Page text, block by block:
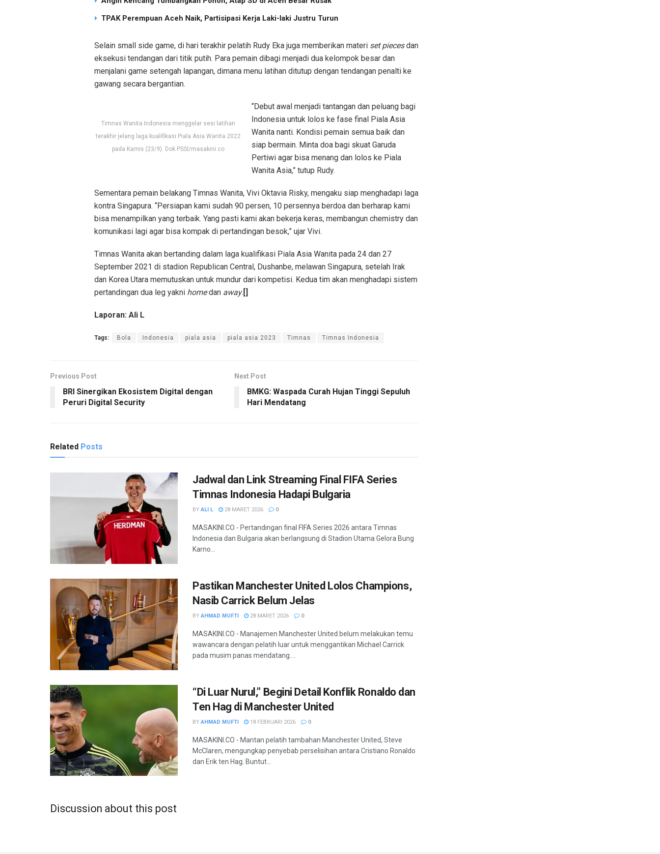
TPAK Perempuan Aceh Naik, Partisipasi Kerja Laki-laki Justru Turun
Selain small side game, di hari terakhir pelatih Rudy Eka juga memberikan materi set piecesdan
eksekusi tendangan dari titik putih. Para pemain dibagi menjadi dua kelompok besar dan
menjalani game setengah lapangan, dimana menu latihan ditutup dengan tendangan penalti ke
gawang secara bergantian.
Timnas Wanita Indonesia menggelar sesi latihan
terakhir jelang laga kualifikasi Piala Asia Wanita 2022
pada Kamis (23/9). Dok PSSI/masakini.co
“Debut awal menjadi tantangan dan peluang bagi
Indonesia untuk lolos ke fase final Piala Asia
Wanita nanti. Kondisi pemain semua baik dan
siap bermain. Minta doa bagi skuat Garuda
Pertiwi agar bisa menang dan lolos ke Piala
Wanita Asia,” tutup Rudy.
Sementara pemain belakang Timnas Wanita, Vivi Oktavia Risky, mengaku siap menghadapi laga
kontra Singapura. “Persiapan kami sudah 90 persen, 10 persennya berdoa dan berharap kami
bisa menampilkan yang terbaik. Yang pasti kami akan bekerja keras, membangun chemistry dan
komunikasi lagi agar bisa kompak di pertandingan besok,” ujar Vivi.
Timnas Wanita akan bertanding dalam laga kualifikasi Piala Asia Wanita pada 24 dan 27
September 2021 di stadion Republican Central, Dushanbe, melawan Singapura, setelah Irak
dan Korea Utara memutuskan untuk mundur dari kompetisi. Kedua tim akan menghadapi sistem
pertandingan dua leg yakni homedan away. []
Laporan: Ali L
Tags: Bola Indonesia piala asia piala asia 2023 Timnas Timnas Indonesia
Previous Post
BRI Sinergikan Ekosistem Digital dengan
Peruri Digital Security
Next Post
BMKG: Waspada Curah Hujan Tinggi Sepuluh
Hari Mendatang
Related Posts
Jadwal dan Link Streaming Final FIFA Series
Timnas Indonesia Hadapi Bulgaria
BY ALI L 28 MARET 2026 0
MASAKINI.CO - Pertandingan final FIFA Series 2026 antara Timnas
Indonesia dan Bulgaria akan berlangsung di Stadion Utama Gelora Bung
Karno...
Pastikan Manchester United Lolos Champions,
Nasib Carrick Belum Jelas
BY AHMAD MUFTI 28 MARET 2026 0
MASAKINI.CO - Manajemen Manchester United belum melakukan temu
wawancara dengan pelatih luar untuk menggantikan Michael Carrick
pada musim panas mendatang....
“Di Luar Nurul,” Begini Detail Konflik Ronaldo dan
Ten Hag di Manchester United
BY AHMAD MUFTI 18 FEBRUARI 2026 0
MASAKINI.CO - Mantan pelatih tambahan Manchester United, Steve
McClaren, mengungkap penyebab perselisihan antara Cristiano Ronaldo
dan Erik ten Hag. Buntut...
Discussion about this post